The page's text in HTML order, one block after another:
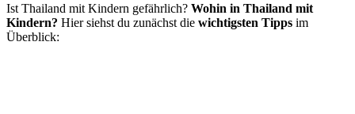
Ist Thailand mit Kindern gefährlich? Wohin in Thailand mit
Kindern? Hier siehst du zunächst die wichtigsten Tipps im
Überblick: